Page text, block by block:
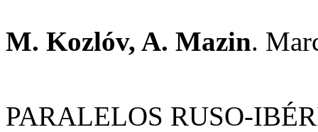
M. Kozlóv, A. Mazin.
PARALELOS RUSO-